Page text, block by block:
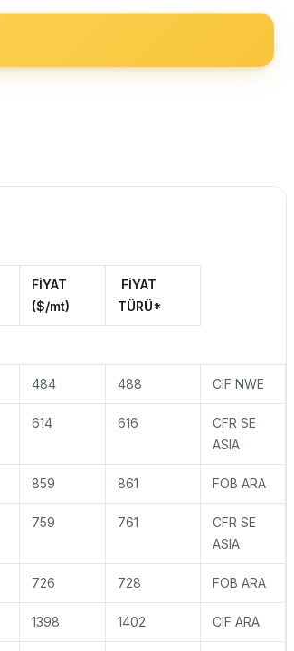
FİYAT
($/mt)
FİYAT
TÜRÜ*
484 488 CIF NWE
614 616
CFR SE
ASIA
859 861 FOB ARA
759 761
CFR SE
ASIA
726 728 FOB ARA
1398 1402 CIF ARA